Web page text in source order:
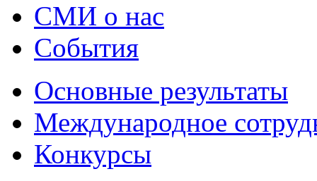
СМИ о нас
События
Основные результаты
Международное
Конкурсы